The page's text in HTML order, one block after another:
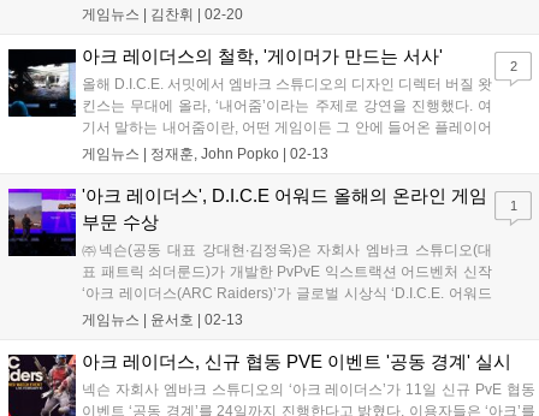
함께 회사의 미래 성장을 이끌 예정이다. 두 사람은 3월 31일
게임뉴스 | 김찬휘 02-20
아크 레이더스의 철학, '게이머가 만드는 서사'
올해 D.I.C.E. 서밋에서 엠바크 스튜디오의 디자인 디렉터 버질 왓
킨스는 무대에 올라, ‘내어줌’이라는 주제로 강연을 진행했다. 여
기서 말하는 내어줌이란, 어떤 게임이든 그 안에 들어온 플레이어
들에 의해 필연적으로 재구성된다는 전제 아래, 그들에게 통제권
플레이의 직조’라는 제목으로 진...
게임뉴스 | 정재훈, John Popko 02-13
2
'아크 레이더스', D.I.C.E 어워드 올해의 온라인 게임
부문 수상
㈜넥슨(공동 대표 강대현∙김정욱)은 자회사 엠바크 스튜디오(대
표 패트릭 쇠더룬드)가 개발한 PvPvE 익스트랙션 어드벤처 신작
‘아크 레이더스(ARC Raiders)’가 글로벌 시상식 ‘D.I.C.E. 어워드
(D.I.C.E. Awards 2026)’에서 ‘올해의 온라인 게임(Online Game
게임뉴스 | 윤서호 02-13
1
아크 레이더스, 신규 협동 PVE 이벤트 '공동 경계' 실시
넥슨 자회사 엠바크 스튜디오의 ‘아크 레이더스’가 11일 신규 PvE 협동
이벤트 ‘공동 경계’를 24일까지 진행한다고 밝혔다. 이용자들은 ‘아크’를